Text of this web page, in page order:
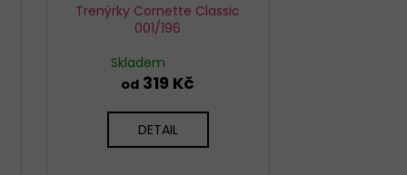
Trenýrky Cornette Classic
001/196
Skladem
od 319 Kč
DETAIL